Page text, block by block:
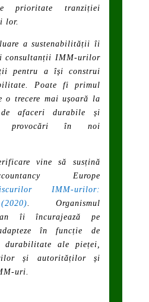
prioritate tranziției
lor.
a sustenabilității îi
consultanții IMM-urilor
pentru a își construi
Poate fi primul
o trecere mai ușoară la
afaceri durabile și
provocări în noi
vine să susțină
Europe
IMM-urilor:
. Organismul
îi încurajează pe
în funcție de
durabilitate ale pieței,
și autorităților și
uri.